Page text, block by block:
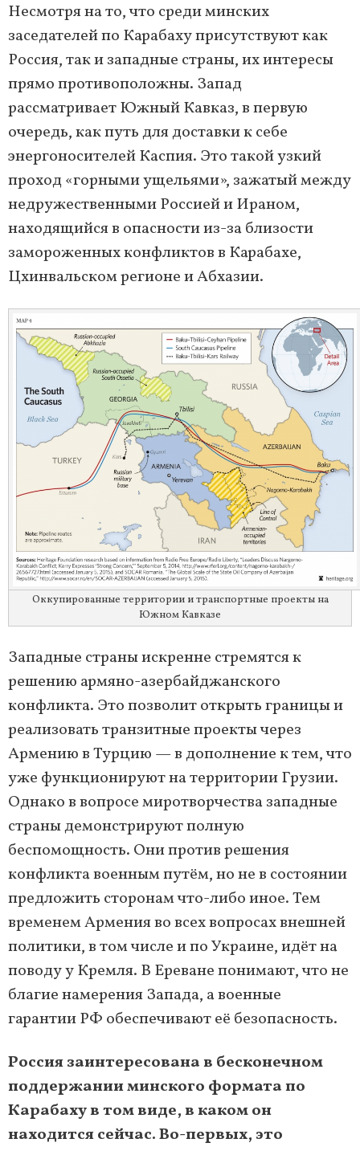
Несмотря на то, что среди минских
заседателей по Карабаху присутствуют как
Россия, так и западные страны, их интересы
прямо противоположны. Запад
рассматривает Южный Кавказ, в первую
очередь, как путь для доставки к себе
энергоносителей Каспия. Это такой узкий
проход «горными ущельями», зажатый между
недружественными Россией и Ираном,
находящийся в опасности из-за близости
замороженных конфликтов в Карабахе,
Цхинвальском регионе и Абхазии.
Оккупированные территории и транспортные проекты на
Южном Кавказе
Западные страны искренне стремятся к
решению армяно-азербайджанского
конфликта. Это позволит открыть границы и
реализовать транзитные проекты через
Армению в Турцию — в дополнение к тем, что
уже функционируют на территории Грузии.
Однако в вопросе миротворчества западные
страны демонстрируют полную
беспомощность. Они против решения
конфликта военным путём, но не в состоянии
предложить сторонам что-либо иное. Тем
временем Армения во всех вопросах внешней
политики, в том числе и по Украине, идёт на
поводу у Кремля. В Ереване понимают, что не
благие намерения Запада, а военные
гарантии РФ обеспечивают её безопасность.
Россия заинтересована в бесконечном
поддержании минского формата по
Карабаху в том виде, в каком он
находится сейчас. Во-первых, это